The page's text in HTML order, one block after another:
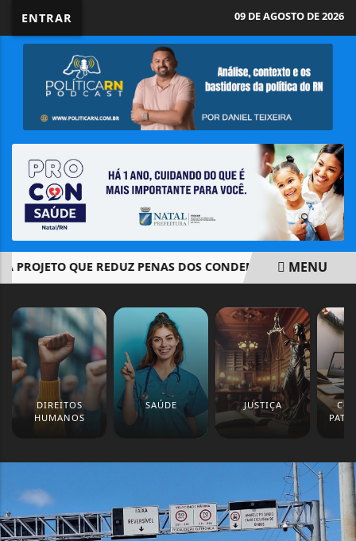
ENTRAR 09 DE AGOSTO DE 2026
QUE REDUZ PENAS DOS CONDENADOS PELO 8/1 E
MENU
DIREITOS
HUMANOS
SAÚDE JUSTIÇA